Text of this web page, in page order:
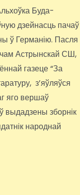
Буда-
дзейнасць пачаў
ў Германію. Пасля
Астрынскай СШ,
газеце “За
з’яўляўся
яго вершаў
выдадзены зборнік
народнай